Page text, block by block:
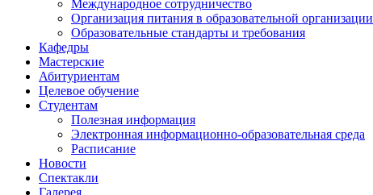
Международное сотрудничество
Организация питания в образовательной организации
Образовательные стандарты и требования
Кафедры
Мастерские
Абитуриентам
Целевое обучение
Студентам
Полезная информация
Электронная информационно-образовательная среда
Расписание
Новости
Спектакли
Галерея